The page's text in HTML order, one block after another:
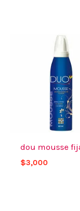
dou mousse
$3,000